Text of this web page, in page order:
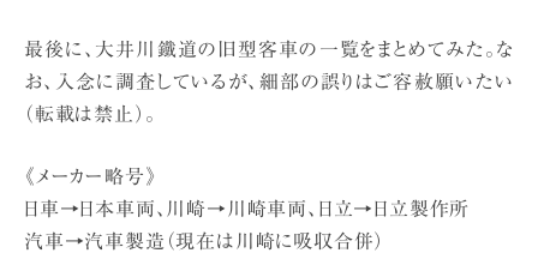
最後に、大井川鐵道の旧型客車の一覧をまとめてみた。な
お、入念に調査しているが、細部の誤りはご容赦願いたい
（転載は禁止）。
《メーカー略号》
日車→日本車両、川崎→川崎車両、日立→日立製作所
汽車→汽車製造（現在は川崎に吸収合併）